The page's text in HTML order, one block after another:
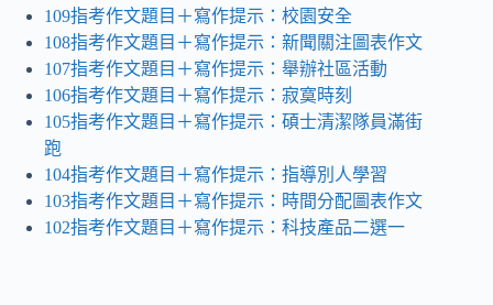
109指考作文題目＋寫作提示：校園安全
108指考作文題目＋寫作提示：新聞關注圖表作文
107指考作文題目＋寫作提示：舉辦社區活動
106指考作文題目＋寫作提示：寂寞時刻
105指考作文題目＋寫作提示：碩士清潔隊員滿街
跑
104指考作文題目＋寫作提示：指導別人學習
103指考作文題目＋寫作提示：時間分配圖表作文
102指考作文題目＋寫作提示：科技產品二選一